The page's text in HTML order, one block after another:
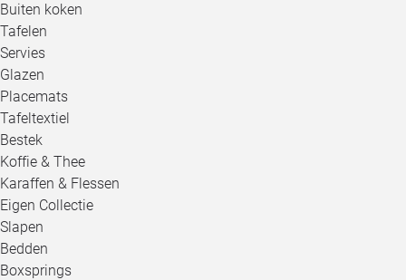
Buiten koken
Tafelen
Servies
Glazen
Placemats
Tafeltextiel
Bestek
Koffie & Thee
Karaffen & Flessen
Eigen Collectie
Slapen
Bedden
Boxsprings